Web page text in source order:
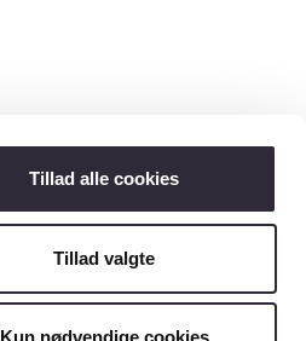
Tillad alle cookies
Tillad valgte
Kun nødvendige cookies